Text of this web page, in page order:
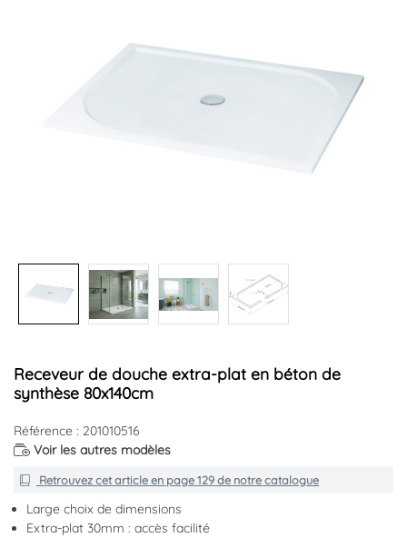
+2
Receveur de douche extra-plat en béton de
synthèse 80x140cm
Référence : 201010516
Voir les autres modèles
Retrouvez cet article en page 129de notre catalogue
Large choix de dimensions
Extra-plat 30mm : accès facilité